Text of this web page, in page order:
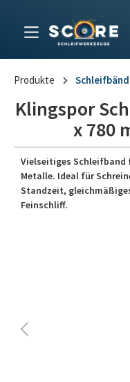
Produkte
Klingspor
x 780
Vielseitiges Schleifband
Metalle. Ideal für
Standzeit,
Feinschliff.